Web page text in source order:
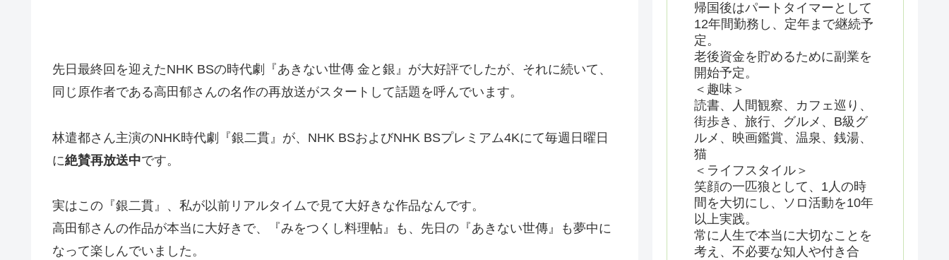
先日最終回を迎えたNHK BSの時代劇『あきない世傳 金と銀』が大好評でしたが、それに続いて、
同じ原作者である高田郁さんの名作の再放送がスタートして話題を呼んでいます。
林遣都さん主演のNHK時代劇『銀二貫』が、NHK BSおよびNHK BSプレミアム4Kにて毎週日曜日
に絶賛再放送中です。
実はこの『銀二貫』、私が以前リアルタイムで見て大好きな作品なんです。
高田郁さんの作品が本当に大好きで、『みをつくし料理帖』も、先日の『あきない世傳』も夢中に
なって楽しんでいました。
帰国後はパートタイマーとして
12年間勤務し、定年まで継続予
定。
老後資金を貯めるために副業を
開始予定。
＜趣味＞
読書、人間観察、カフェ巡り、
街歩き、旅行、グルメ、B級グ
ルメ、映画鑑賞、温泉、銭湯、
猫
＜ライフスタイル＞
笑顔の一匹狼として、1人の時
間を大切にし、ソロ活動を10年
以上実践。
常に人生で本当に大切なことを
考え、不必要な知人や付き合